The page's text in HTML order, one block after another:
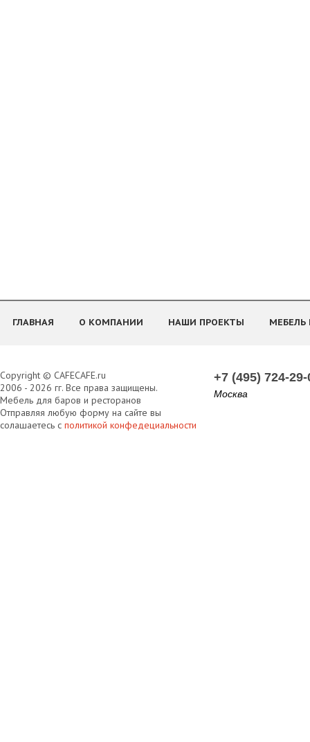
ГЛАВНАЯ О КОМПАНИИ НАШИ ПРОЕКТЫ
Copyright © CAFECAFE.ru
2006 - 2026 гг. Все права защищены.
Мебель для баров и ресторанов
Отправляя любую форму на сайте вы
солашаетесь с политикой конфедециальности
+7 (495) 724-29-
Москва